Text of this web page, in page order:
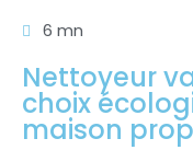
6 mn
Nettoyeur
choix
maison